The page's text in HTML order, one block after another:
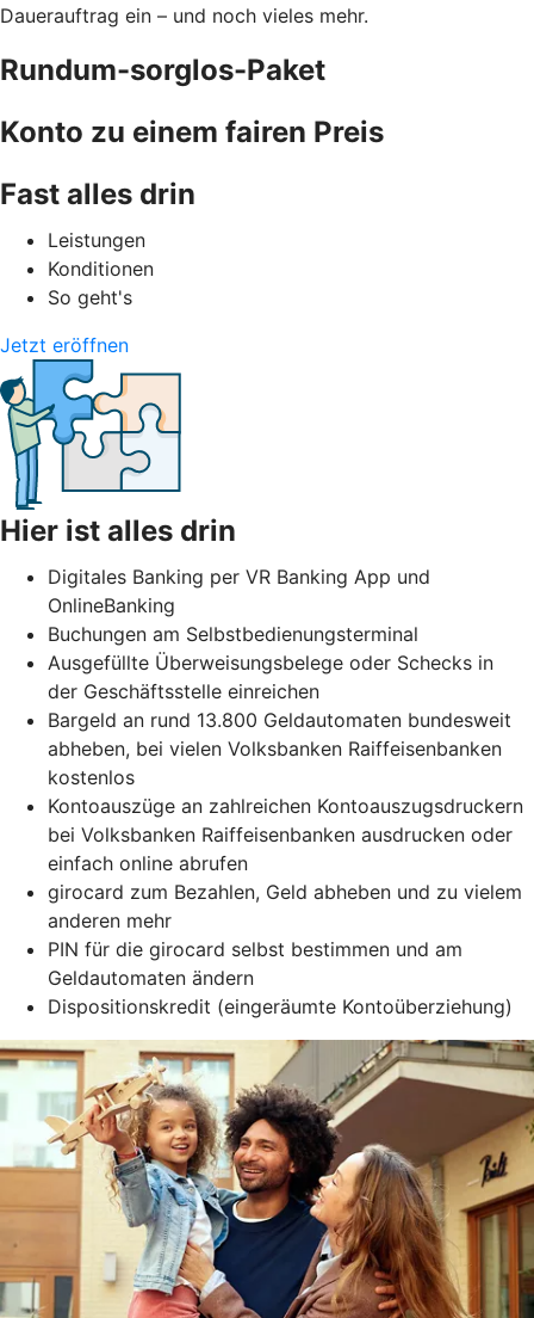
Dauerauftrag ein – und noch vieles mehr.
Rundum-sorglos-Paket
Konto zu einem fairen Preis
Fast alles drin
Leistungen
Konditionen
So geht's
Jetzt eröffnen
Hier ist alles drin
Digitales Banking per VR Banking App und
OnlineBanking
Buchungen am Selbstbedienungsterminal
Ausgefüllte Überweisungsbelege oder Schecks in
der Geschäftsstelle einreichen
Bargeld an rund 13.800 Geldautomaten bundesweit
abheben, bei vielen Volksbanken Raiffeisenbanken
kostenlos
Kontoauszüge an zahlreichen Kontoauszugsdruckern
bei Volksbanken Raiffeisenbanken ausdrucken oder
einfach online abrufen
girocard zum Bezahlen, Geld abheben und zu vielem
anderen mehr
PIN für die girocard selbst bestimmen und am
Geldautomaten ändern
Dispositionskredit (eingeräumte Kontoüberziehung)